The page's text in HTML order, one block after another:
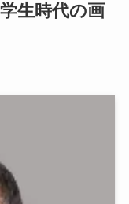
生時代の画